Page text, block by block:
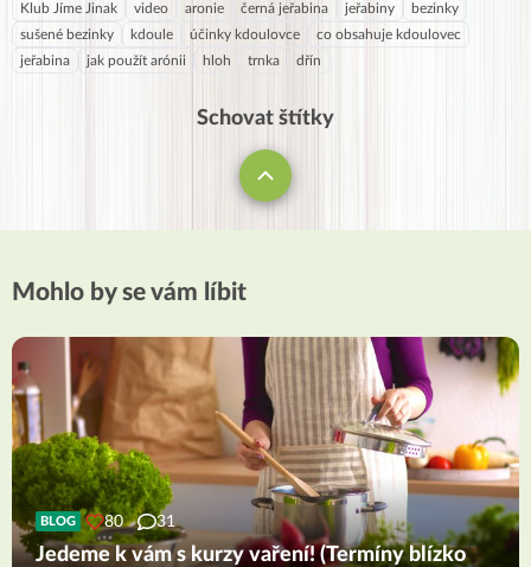
Klub Jíme Jinak video aronie černá jeřabina jeřabiny
bezinky
sušené bezinky
kdoule účinky kdoulovce
co obsahuje kdoulovec
jeřabina
jak použít arónii hloh trnka dřín
Schovat štítky
Mohlo by se vám líbit
BLOG 80 31
Jedeme k vám s kurzy vaření! (Termíny blízko